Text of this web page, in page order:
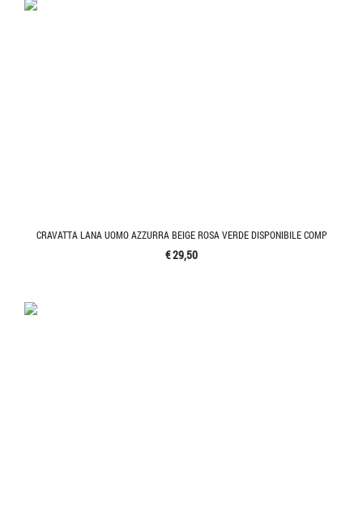
CRAVATTA LANA UOMO AZZURRA BEIGE ROSA VERDE DISPONIBILE COMP
€ 29,50